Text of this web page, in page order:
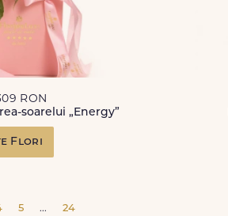
RON
soarelui „Energy”
Flori
5 ... 24